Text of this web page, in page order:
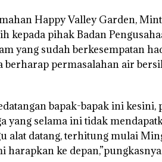
Happy Valley Garden,
kepada pihak Badan
yang sudah berkesempatan
permasalahan air
bapak-bapak ini kesini,
yang selama ini tidak
alat datang, terhitung mulai
harapkan ke
Dekan FIKP
UMRAH:
Pengelolaan
Sedimentasi
Dibuktikan
Secara
Ilmiah,
Jangan
Sampai
Bertentangan
Puluhan
Tahun
‘Bodong’
Tapi Cuma
Sekolah
Djuwita
Batam
Segera
Ditutup!